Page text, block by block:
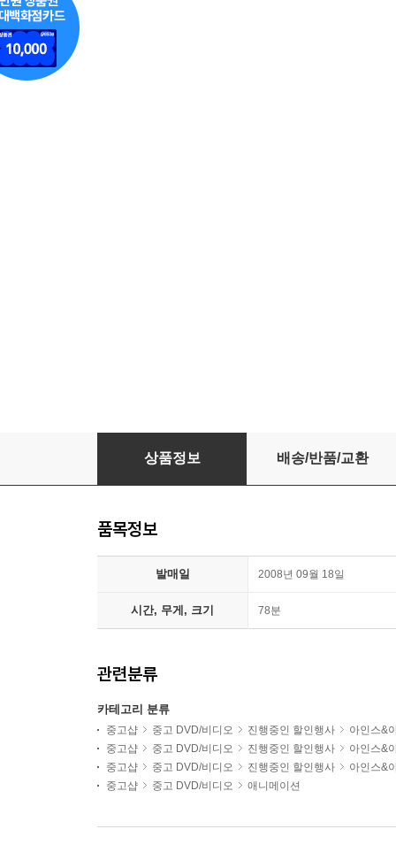
돼지코 아기공룡 임피의 모험
상품정보 배송/반품/교환
품목정보
발매일 2008년 09월 18일
시간, 무게, 크기 78분
관련분류
카테고리 분류
중고샵 중고 DVD/비디오 진행중인 할인행사
아인스&
중고샵
중고 DVD/비디오 진행중인 할인행사
아인스&
중고샵
중고 DVD/비디오 진행중인 할인행사
아인스&
중고샵
중고 DVD/비디오 애니메이션